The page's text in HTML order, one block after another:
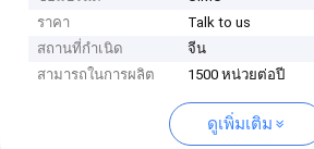
ราคา
Talk to us
สถานที่กำเนิด
จีน
สามารถในการผลิต
1500 หน่วยต่อปี
ดูเพิ่มเติม